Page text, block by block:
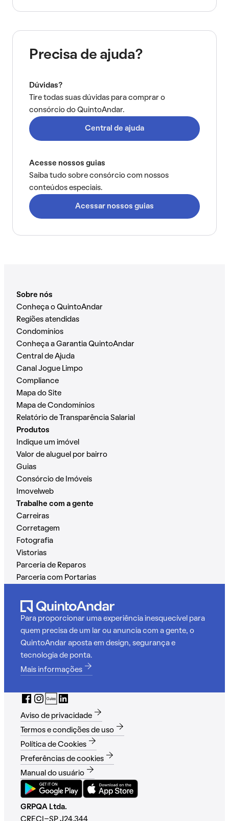
Precisa de ajuda?
Dúvidas?
Tire todas suas dúvidas para comprar o
consórcio do QuintoAndar.
Central de ajuda
Acesse nossos guias
Saiba tudo sobre consórcio com nossos
conteúdos especiais.
Acessar nossos guias
Sobre nós
Conheça o QuintoAndar
Regiões atendidas
Condomínios
Conheça a Garantia QuintoAndar
Central de Ajuda
Canal Jogue Limpo
Compliance
Mapa do Site
Mapa de Condomínios
Relatório de Transparência Salarial
Produtos
Indique um imóvel
Valor de aluguel por bairro
Guias
Consórcio de Imóveis
Imovelweb
Trabalhe com a gente
Carreiras
Corretagem
Fotografia
Vistorias
Parceria de Reparos
Parceria com Portarias
Para proporcionar uma experiência inesquecível para
quem precisa de um lar ou anuncia com a gente, o
QuintoAndar aposta em design, segurança e
tecnologia de ponta.
Mais informações
Aviso de privacidade
Termos e condições de uso
Política de Cookies
Preferências de cookies
Manual do usuário
GRPQA Ltda.